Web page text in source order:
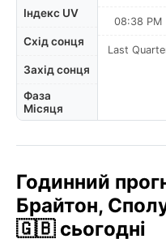
Індекс UV
Схід сонця
Захід сонця
Фаза
Місяця
08:38 PM
Last
Годинний
Брайтон,
🇬🇧 сьогодні